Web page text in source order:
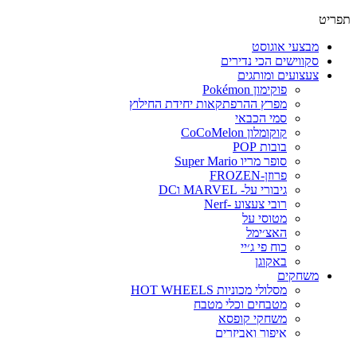
תפריט
מבצעי אוגוסט
סקווישים הכי נדירים
צעצועים ומותגים
פוקימון Pokémon
מפרץ ההרפתקאות יחידת החילוץ
סמי הכבאי
קוקומלון CoCoMelon
בובות POP
סופר מריו Super Mario
פרוזן-FROZEN
גיבורי על- MARVEL וDC
רובי צעצוע -Nerf
מטוסי על
האצ׳ימל
כוח פי ג׳יי
באקוגן
משחקים
מסלולי מכוניות HOT WHEELS
מטבחים וכלי מטבח
משחקי קופסא
איפור ואביזרים